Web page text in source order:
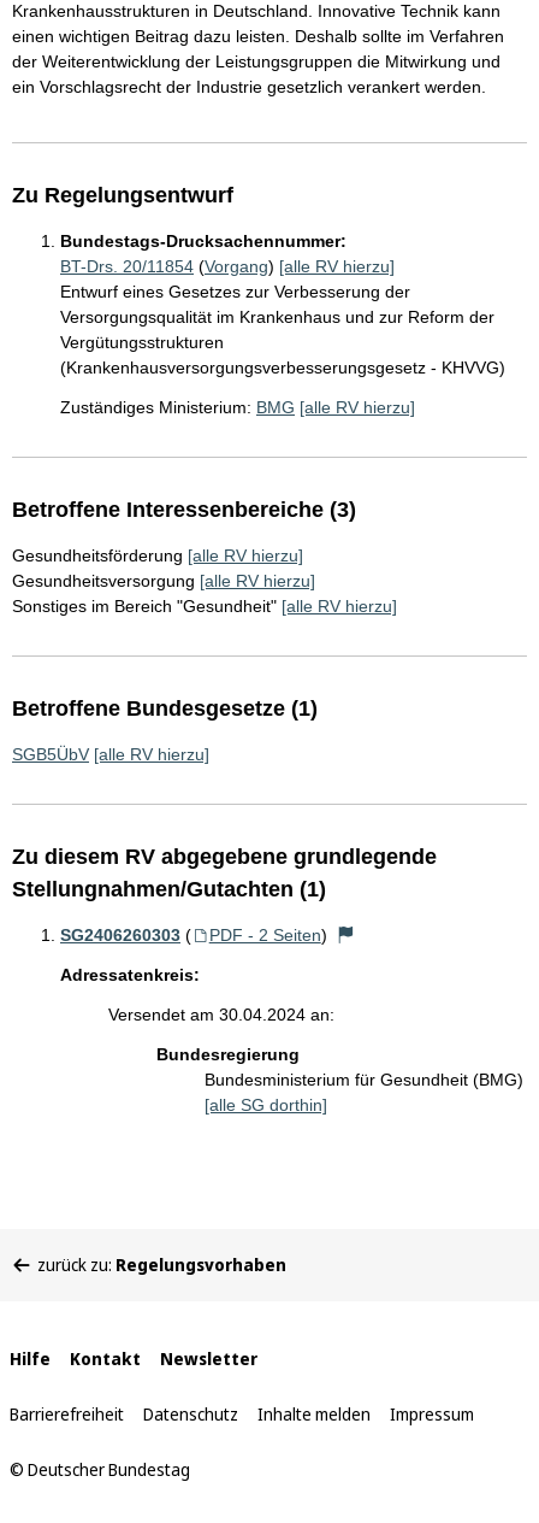
Krankenhausstrukturen in Deutschland. Innovative Technik kann
einen wichtigen Beitrag dazu leisten. Deshalb sollte im Verfahren
der Weiterentwicklung der Leistungsgruppen die Mitwirkung und
ein Vorschlagsrecht der Industrie gesetzlich verankert werden.
Zu Regelungsentwurf
Bundestags-Drucksachennummer:
BT-Drs. 20/11854 (Vorgang) [alle RV hierzu]
Entwurf eines Gesetzes zur Verbesserung der
Versorgungsqualität im Krankenhaus und zur Reform der
Vergütungsstrukturen
(Krankenhausversorgungsverbesserungsgesetz - KHVVG)
Zuständiges Ministerium: BMG [alle RV hierzu]
Betroffene Interessenbereiche (3)
Gesundheitsförderung [alle RV hierzu]
Gesundheitsversorgung [alle RV hierzu]
Sonstiges im Bereich "Gesundheit" [alle RV hierzu]
Betroffene Bundesgesetze (1)
SGB5ÜbV [alle RV hierzu]
Zu diesem RV abgegebene grundlegende
Stellungnahmen/Gutachten (1)
SG2406260303 ( PDF - 2 Seiten)
Adressatenkreis:
Versendet am 30.04.2024 an:
Bundesregierung
Bundesministerium für Gesundheit (BMG)
[alle SG dorthin]
befinden
zurück zu: Regelungsvorhaben
Interne
Links
Hilfe Kontakt Newsletter
Barrierefreiheit Datenschutz Inhalte melden Impressum
© Deutscher Bundestag